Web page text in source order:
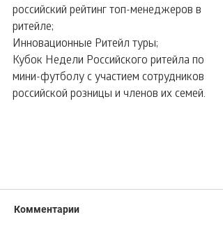
российский рейтинг топ-менеджеров в
ритейле;
Инновационные Ритейл туры;
Кубок Недели Российского ритейла по
мини-футболу с участием сотрудников
российской розницы и членов их семей.
Комментарии